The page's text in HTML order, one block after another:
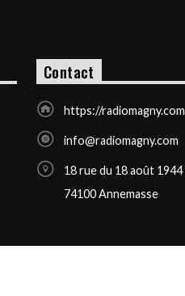
Contact
https://radiomagny.com
info@radiomagny.com
18 rue du 18 août 1944
74100 Annemasse